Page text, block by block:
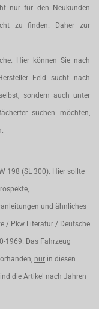
nur für den Neukunden
zu finden. Daher zur
Hier können Sie nach
Feld sucht nach
sondern auch unter
suchen möchten,
198 (SL 300). Hier sollte
und ähnliches
/ Pkw Literatur / Deutsche
1969. Das Fahrzeug
nur in diesen
die Artikel nach Jahren